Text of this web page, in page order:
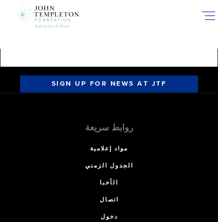
SIGN UP FOR NEWS AT JTF
روابط سريعة
مواد إعلامية
الجدول الزمني
الأخبا
اتصال
دخول